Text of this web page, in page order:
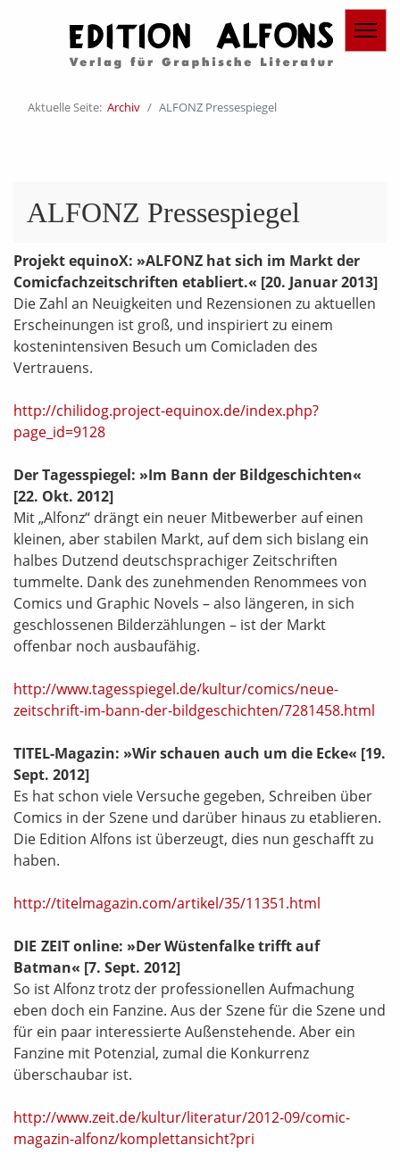
Aktuelle Seite: Archiv ALFONZ Pressespiegel
ALFONZ Pressespiegel
Projekt equinoX: »ALFONZ hat sich im Markt der
Comicfachzeitschriften etabliert.« [20. Januar 2013]
Die Zahl an Neuigkeiten und Rezensionen zu aktuellen
Erscheinungen ist groß, und inspiriert zu einem
kostenintensiven Besuch um Comicladen des
Vertrauens.
http://chilidog.project-equinox.de/index.php?
page_id=9128
Der Tagesspiegel: »Im Bann der Bildgeschichten«
[22. Okt. 2012]
Mit „Alfonz“ drängt ein neuer Mitbewerber auf einen
kleinen, aber stabilen Markt, auf dem sich bislang ein
halbes Dutzend deutschsprachiger Zeitschriften
tummelte. Dank des zunehmenden Renommees von
Comics und Graphic Novels – also längeren, in sich
geschlossenen Bilderzählungen – ist der Markt
offenbar noch ausbaufähig.
http://www.tagesspiegel.de/kultur/comics/neue-
zeitschrift-im-bann-der-bildgeschichten/7281458.html
TITEL-Magazin: »Wir schauen auch um die Ecke« [19.
Sept. 2012]
Es hat schon viele Versuche gegeben, Schreiben über
Comics in der Szene und darüber hinaus zu etablieren.
Die Edition Alfons ist überzeugt, dies nun geschafft zu
haben.
http://titelmagazin.com/artikel/35/11351.html
DIE ZEIT online: »Der Wüstenfalke trifft auf
Batman« [7. Sept. 2012]
So ist Alfonz trotz der professionellen Aufmachung
eben doch ein Fanzine. Aus der Szene für die Szene und
für ein paar interessierte Außenstehende. Aber ein
Fanzine mit Potenzial, zumal die Konkurrenz
überschaubar ist.
http://www.zeit.de/kultur/literatur/2012-09/comic-
magazin-alfonz/komplettansicht?pri